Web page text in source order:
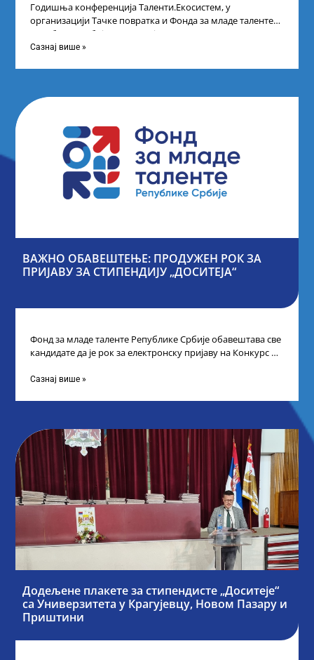
Годишња конференција Таленти.Екосистем, у
организацији Тачке повратка и Фонда за младе таленте
Републике Србије, одржана је у Београду. Овом
приликом,
Сазнај више »
ВАЖНО ОБАВЕШТЕЊЕ: ПРОДУЖЕН РОК ЗА
ПРИЈАВУ ЗА СТИПЕНДИЈУ „ДОСИТЕЈА“
Фонд за младе таленте Републике Србије обавештава све
кандидате да је рок за електронску пријаву на Конкурс за
Сазнај више »
Додељене плакете за стипендисте „Доситеје“
са Универзитета у Крагујевцу, Новом Пазару и
Приштини